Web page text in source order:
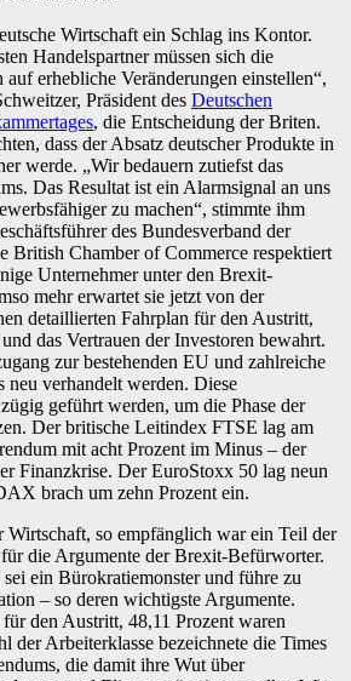
Wirtschaft ein Schlag ins Kontor.
Handelspartner müssen sich die
auf erhebliche Veränderungen einstellen“,
Präsident des Deutschen
, die Entscheidung der Briten.
dass der Absatz deutscher Produkte in
werde. „Wir bedauern zutiefst das
Das Resultat ist ein Alarmsignal an uns
zu machen“, stimmte ihm
des Bundesverband der
British Chamber of Commerce respektiert
Unternehmer unter den Brexit-
mehr erwartet sie jetzt von der
detaillierten Fahrplan für den Austritt,
das Vertrauen der Investoren bewahrt.
zur bestehenden EU und zahlreiche
neu verhandelt werden. Diese
geführt werden, um die Phase der
Der britische Leitindex FTSE lag am
mit acht Prozent im Minus – der
Finanzkrise. Der EuroStoxx 50 lag neun
brach um zehn Prozent ein.
Wirtschaft, so empfänglich war ein Teil der
die Argumente der Brexit-Befürworter.
ein Bürokratiemonster und führe zu
– so deren wichtigste Argumente.
den Austritt, 48,11 Prozent waren
der Arbeiterklasse bezeichnete die Times
die damit ihre Wut über